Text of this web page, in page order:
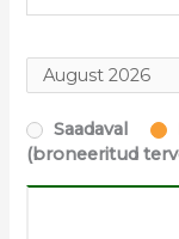
Saadaval
(broneeritud